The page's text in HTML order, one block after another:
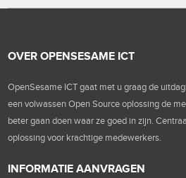
OVER OPENSESAME ICT
OpenSesame ICT gaat met u graag de
een volwassen Open Source oplossing de
beter gaan doen waar ze goed in zijn.
oplossing voor krachtige medewerkers.
INFORMATIE AANVRAGEN